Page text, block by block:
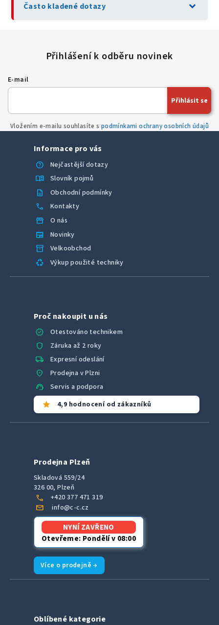
Často kladené dotazy expand_more
E-mail
Vložením e-mailu souhlasíte s podmínkami ochrany osobních údajů
Přihlásit se
Informace pro vás
help
Nejčastější dotazy
menu_book Slovník pojmů
description Obchodní podmínky
call Kontakty
storefront O nás
newspaper Novinky
inventory_2 Velkoobchod
recycling Výkup použité techniky
Proč nakoupit u nás
verified
Otestováno technikem
shield Záruka až 2 roky
local_shipping Expresní odeslání
location_on Prodejna v Plzni
support_agent Servis a podpora
star 4,9 hodnocení od zákazníků
Prodejna Plzeň
Skladová 559/24
326 00, Plzeň
call +420 377 471 319
mail info@c-c.cz
NYNÍ ZAVŘENO
Otevřeme: Pondělí v 08:00
Více o prodejně →
Oblíbené kategorie